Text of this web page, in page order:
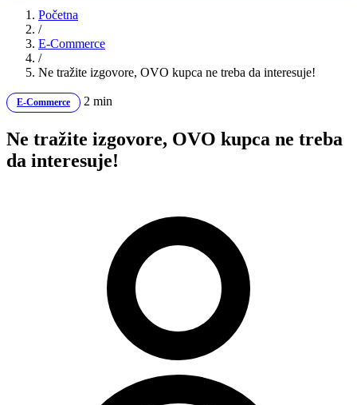
Početna
/
E-Commerce
/
Ne tražite izgovore, OVO kupca ne treba da interesuje!
E-Commerce 2 min
Ne tražite izgovore, OVO kupca ne treba
da interesuje!